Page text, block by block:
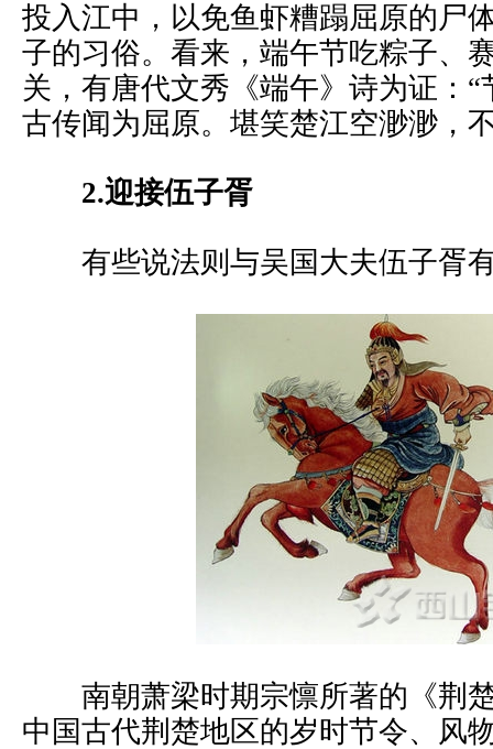
投入江中，以免鱼虾糟蹋屈原的尸
子的习俗。看来，端午节吃粽子、
关，有唐代文秀《端午》诗为证：
古传闻为屈原。堪笑楚江空渺渺，
2.迎接伍子胥
有些说法则与吴国大夫伍子胥
南朝萧梁时期宗懔所著的《荆
中国古代荆楚地区的岁时节令、风